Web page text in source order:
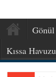
Gönül
Kıssa Havuzu